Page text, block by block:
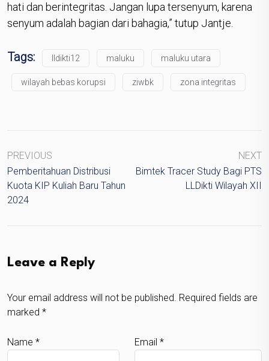
hati dan berintegritas. Jangan lupa tersenyum, karena
senyum adalah bagian dari bahagia,” tutup Jantje.
Tags: lldikti12 maluku maluku utara
wilayah bebas korupsi ziwbk zona integritas
PREVIOUS
Pemberitahuan Distribusi
Kuota KIP Kuliah Baru Tahun
2024
NEXT
Bimtek Tracer Study Bagi PTS
LLDikti Wilayah XII
Leave a Reply
Your email address will not be published. Required fields are
marked *
Name * Email *